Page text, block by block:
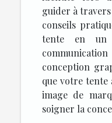
guider à travers
conseils
tente en un
conception
que votre
image de
soigner la